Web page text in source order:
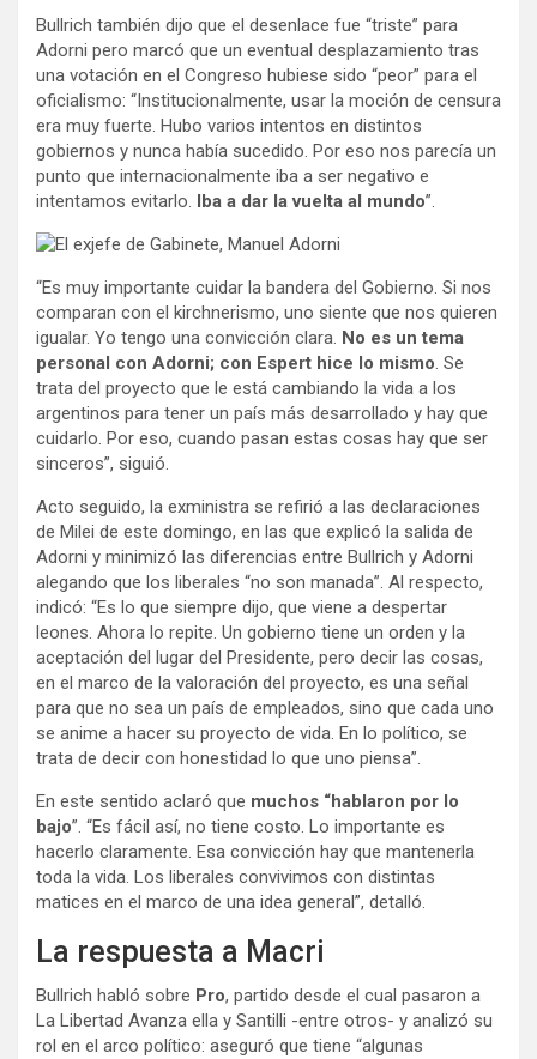
Bullrich también dijo que el desenlace fue “triste” para
Adorni pero marcó que un eventual desplazamiento tras
una votación en el Congreso hubiese sido “peor” para el
oficialismo: “Institucionalmente, usar la moción de censura
era muy fuerte. Hubo varios intentos en distintos
gobiernos y nunca había sucedido. Por eso nos parecía un
punto que internacionalmente iba a ser negativo e
intentamos evitarlo. Iba a dar la vuelta al mundo”.
“Es muy importante cuidar la bandera del Gobierno. Si nos
comparan con el kirchnerismo, uno siente que nos quieren
igualar. Yo tengo una convicción clara. No es un tema
personal con Adorni; con Espert hice lo mismo . Se
trata del proyecto que le está cambiando la vida a los
argentinos para tener un país más desarrollado y hay que
cuidarlo. Por eso, cuando pasan estas cosas hay que ser
sinceros”, siguió.
Acto seguido, la exministra se refirió a las declaraciones
de Milei de este domingo, en las que explicó la salida de
Adorni y minimizó las diferencias entre Bullrich y Adorni
alegando que los liberales “no son manada”. Al respecto,
indicó: “Es lo que siempre dijo, que viene a despertar
leones. Ahora lo repite. Un gobierno tiene un orden y la
aceptación del lugar del Presidente, pero decir las cosas,
en el marco de la valoración del proyecto, es una señal
para que no sea un país de empleados, sino que cada uno
se anime a hacer su proyecto de vida. En lo político, se
trata de decir con honestidad lo que uno piensa”.
En este sentido aclaró que muchos “hablaron por lo
bajo”. “Es fácil así, no tiene costo. Lo importante es
hacerlo claramente. Esa convicción hay que mantenerla
toda la vida. Los liberales convivimos con distintas
matices en el marco de una idea general”, detalló.
La respuesta a Macri
Bullrich habló sobre Pro, partido desde el cual pasaron a
La Libertad Avanza ella y Santilli -entre otros- y analizó su
rol en el arco político: aseguró que tiene “algunas